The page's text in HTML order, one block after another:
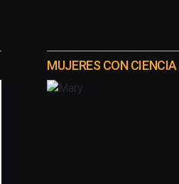
MUJERES CON CIENCIA